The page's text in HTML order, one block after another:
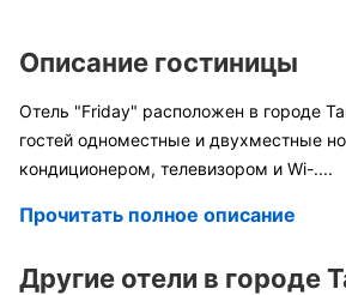
Описание гостиницы
Отель "Friday" расположен в городе
гостей одноместные и двухместные
кондиционером, телевизором и Wi-....
Прочитать полное описание
Другие отели в городе